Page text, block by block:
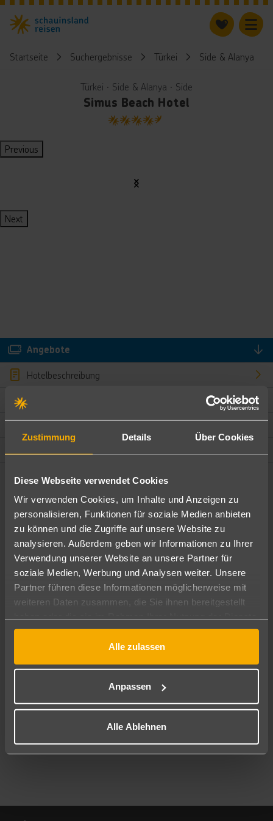
Zustimmung Details Über Cookies
Diese Webseite verwendet Cookies
Wir verwenden Cookies, um Inhalte und Anzeigen zu
personalisieren, Funktionen für soziale Medien anbieten
zu können und die Zugriffe auf unsere Website zu
analysieren. Außerdem geben wir Informationen zu Ihrer
Verwendung unserer Website an unsere Partner für
soziale Medien, Werbung und Analysen weiter. Unsere
Partner führen diese Informationen möglicherweise mit
weiteren Daten zusammen, die Sie ihnen bereitgestellt
gesammelt haben.
Alle zulassen
Anpassen
Alle Ablehnen
Startseite Suchergebnisse Türkei Side & Alanya
Türkei ∙ Side & Alanya ∙ Side
Simus Beach Hotel
4.5
Previous
Next
Angebote
Hotelbeschreibung
Bewertungen
Ändere die Kriterien nach deinen Wünschen
Pauschal Nur Hotel
Abflughafen
Alle Abflughäfen
10.08.26–08.08.27 7-21 Nächte
Mehr Filter anzeigen